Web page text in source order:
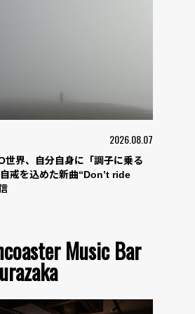
2026.08.07
世界、自分自身に「調子に乗る
戒を込めた新曲“Don’t ride
Music Bar